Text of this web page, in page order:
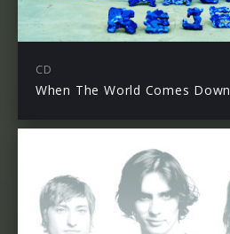
CD
When The World Comes Down